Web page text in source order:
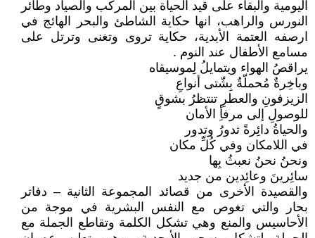
اليومية والبقاء على قيد الحياة بين المركب والصياد وطائر
النورس والراهب، انها حكاية الشاطئ والبحر الهائج في
ارصفه العتمة الأبدية، حكاية تروى وتغنى وترتل على
مسامع الأطفال عند النوم .
يراقصُ الهواء ويتمايلُ لِموسيقاه
وباخِرةٌ مُحملّةٌ بِشّتى أنواعِ
الزيزفونِ والعطرِ تنتظرُ بشوقٍ
للوصولِ إلى مرفأِ الأمان
والحياةُ دائِرةً تدورُ وتدور
في اللامكان وفي كُلِّ مكان
ونحنُ نحنُ نعبثُ بِها
سائِرينَ وعائِدين من جديد
والقصيدة الأخرى من قصائد المجموعة الثانية – دفاتر
بحار والتي تغوص مع النفس البشرية في موجة من
الأحاسيس والمنع وهي تشكل الكلمة وتقاطع الجملة مع